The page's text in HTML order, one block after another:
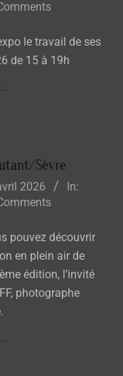
le travail de ses
de 15 à 19h
Sèvre
2026
In:
pouvez découvrir
en plein air de
édition, l’invité
photographe